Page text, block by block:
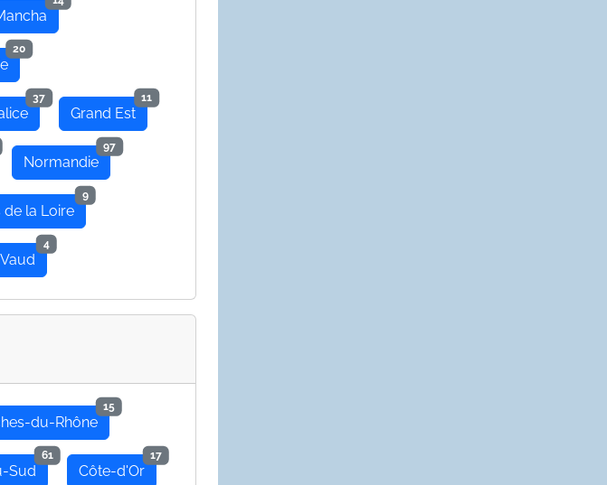
20
37
Grand Est
11
Normandie
97
de la Loire
9
Vaud
4
du-Rhône
15
Sud
61
Côte-d'Or
17